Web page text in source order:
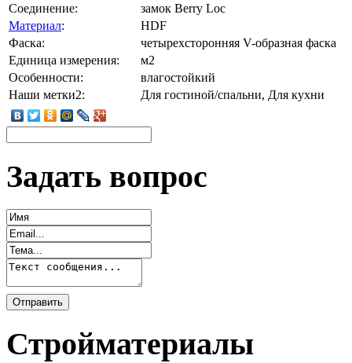
Соединение:
замок Berry Loc
Материал:
HDF
Фаска:
четырехсторонняя V-образная фаска
Единица измерения:
м2
Особенности:
влагостойкий
Наши метки2:
Для гостиной/спальни, Для кухни
Задать вопрос
Стройматериалы